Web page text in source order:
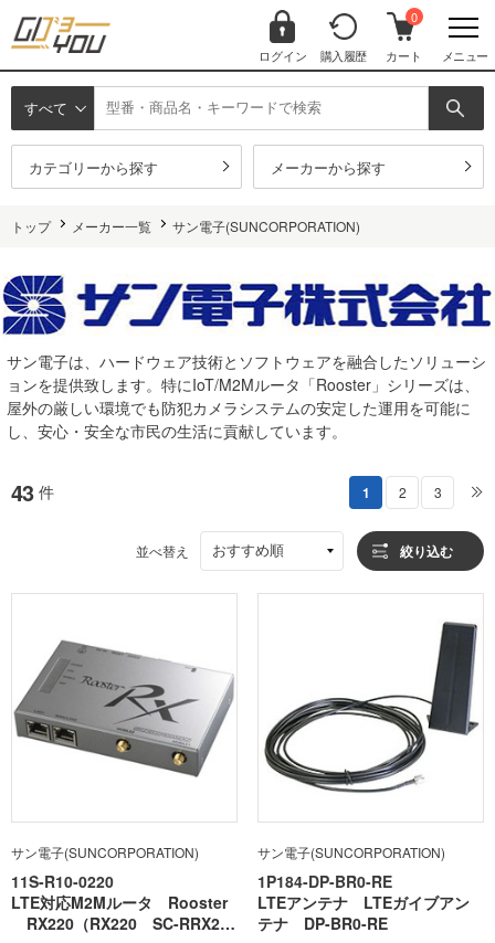
ログイン 購入履歴
0
カート メニュー
すべて
カテゴリーから探す メーカーから探す
トップ メーカー一覧 サン電子(SUNCORPORATION)
サン電子は、ハードウェア技術とソフトウェアを融合したソリューシ
ョンを提供致します。特にIoT/M2Mルータ「Rooster」シリーズは、
屋外の厳しい環境でも防犯カメラシステムの安定した運用を可能に
し、安心・安全な市民の生活に貢献しています。
43 件 1 2 3
並べ替え おすすめ順 絞り込む
サン電子(SUNCORPORATION)
11S-R10-0220
LTE対応M2Mルータ Rooster
RX220（RX220 SC-RRX22
サン電子(SUNCORPORATION)
1P184-DP-BR0-RE
LTEアンテナ LTEガイブアン
テナ DP-BR0-RE